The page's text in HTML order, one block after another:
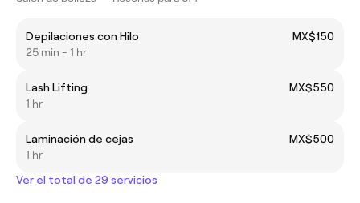
Depilaciones con Hilo
MX$150
25 min - 1 hr
Lash Lifting
MX$550
1 hr
Laminación de cejas
MX$500
1 hr
Ver el total de 29 servicios